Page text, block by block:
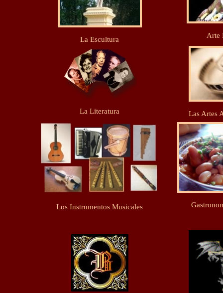
La Escultura Arte
La Literatura Las Artes
Los Instrumentos Musicales